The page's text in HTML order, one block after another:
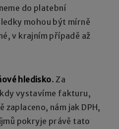
do platební
mohou být mírně
v krajním případě až
hledisko. Za
vystavíme fakturu,
zaplaceno, nám jak DPH,
pokryje právě tato